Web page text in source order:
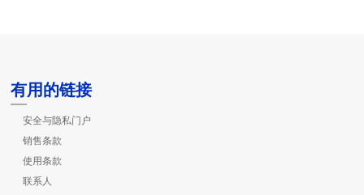
有用的链接
安全与隐私门户
销售条款
使用条款
联系人